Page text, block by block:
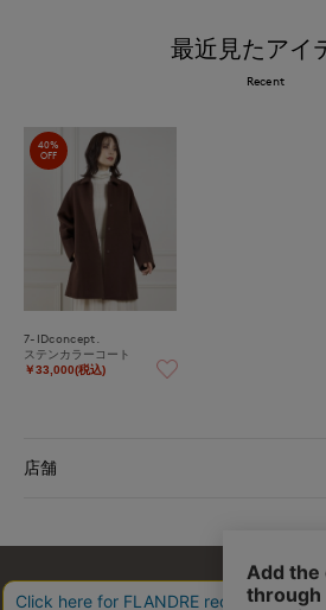
最近見たアイ
Recent
40%
OFF
7-IDconcept.
ステンカラーコート
￥33,000(税込)
店舗